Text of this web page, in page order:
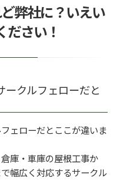
弊社に？いえい
ださい！
クルフェローだと
ェローだとここが違いま
庫・車庫の屋根工事か
幅広く対応するサークル